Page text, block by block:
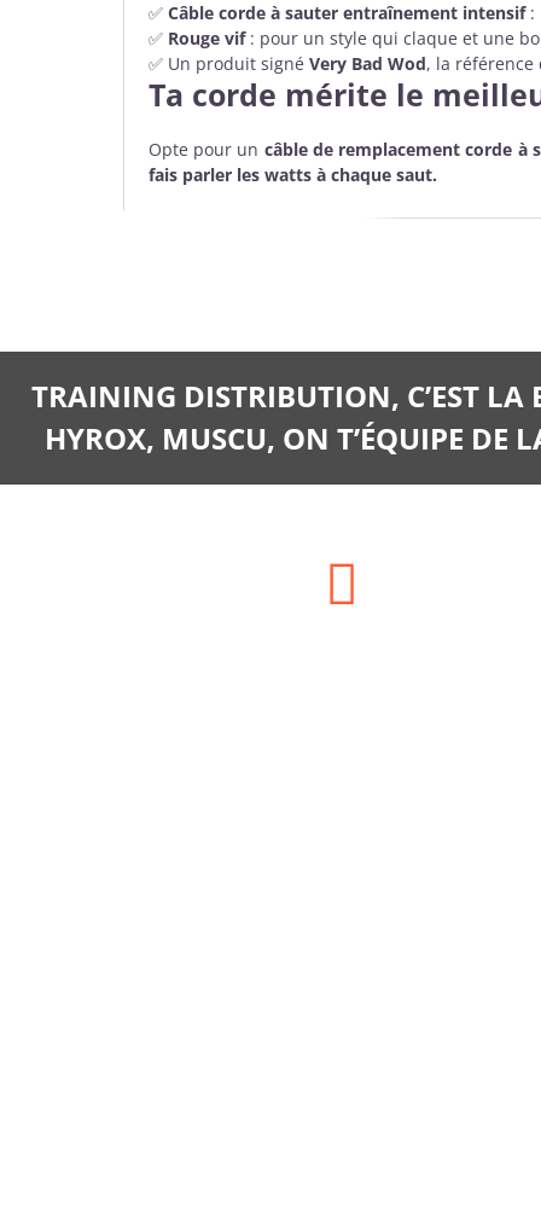
✅ Câble corde à sauter entraînement intensif:
✅ Rouge vif: pour un style qui claque et une
✅ Un produit signé Very Bad Wod, la référence
Ta corde mérite le
Opte pour un câble de remplacement corde à
fais parler les watts à chaque saut.
TRAINING DISTRIBUTION, C’EST
HYROX, MUSCU, ON T’ÉQUIPE DE